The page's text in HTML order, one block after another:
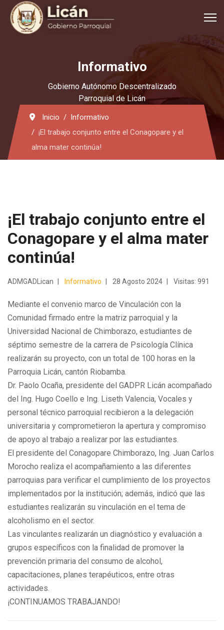
Informativo
Gobierno Autónomo Descentralizado
Parroquial de Licán
Inicio
Informativo
¡El trabajo conjunto entre el Conagopare y el
alma mater continúa!
¡El trabajo conjunto entre el
Conagopare y el alma mater
continúa!
ADMGADLican Informativo 28 Agosto 2024 Visitas: 991
Mediante el convenio marco de Vinculación con la
Comunidad firmado entre la matriz parroquial y la
Universidad Nacional de Chimborazo, estudiantes de
séptimo semestre de la carrera de Psicología Clínica
realizarán su proyecto, con un total de 100 horas en la
Parroquia Licán, cantón Riobamba.
Dr. Paolo Ocaña, presidente del GADPR Licán acompañado
del Ing. Hugo Coello e Ing. Liseth Valencia, Vocales y
personal técnico parroquial recibieron a la delegación
universitaria y comprometieron la apertura y compromiso
de apoyo al trabajo a realizar por las estudiantes.
El presidente del Conagopare Chimborazo, Ing. Juan Carlos
Morocho realiza el acompañamiento a las diferentes
parroquias para verificar el cumplimiento de los proyectos
implementados por la institución; además, indicó que las
estudiantes realizarán su vinculación en el tema de
alcoholismo en el sector.
Las vinculantes realizarán un diagnóstico y evaluación a
grupos específicos con la finalidad de promover la
prevención primaria del consumo de alcohol,
capacitaciones, planes terapéuticos, entre otras
actividades.
¡CONTINUAMOS TRABAJANDO!